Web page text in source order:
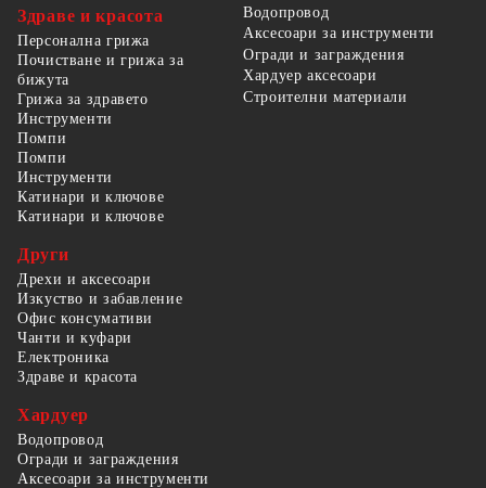
Здраве и красота
Персонална грижа
Почистване и грижа за
бижута
Грижа за здравето
Водопровод
Аксесоари за инструменти
Огради и заграждения
Хардуер аксесоари
Строителни материали
Инструменти
Помпи
Помпи
Инструменти
Катинари и ключове
Катинари и ключове
Други
Дрехи и аксесоари
Изкуство и забавление
Офис консумативи
Чанти и куфари
Електроника
Здраве и красота
Хардуер
Водопровод
Огради и заграждения
Аксесоари за инструменти